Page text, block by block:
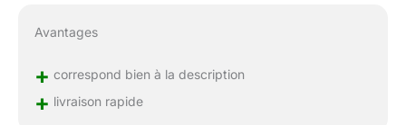
Avantages
+ correspond bien à la description
+ livraison rapide